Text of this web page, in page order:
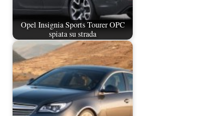
Opel Insignia Sports Tourer OPC
spiata su strada